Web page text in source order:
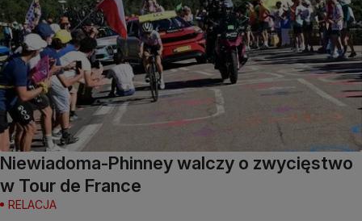
Niewiadoma-Phinney walczy o zwycięstwo
w Tour de France
RELACJA